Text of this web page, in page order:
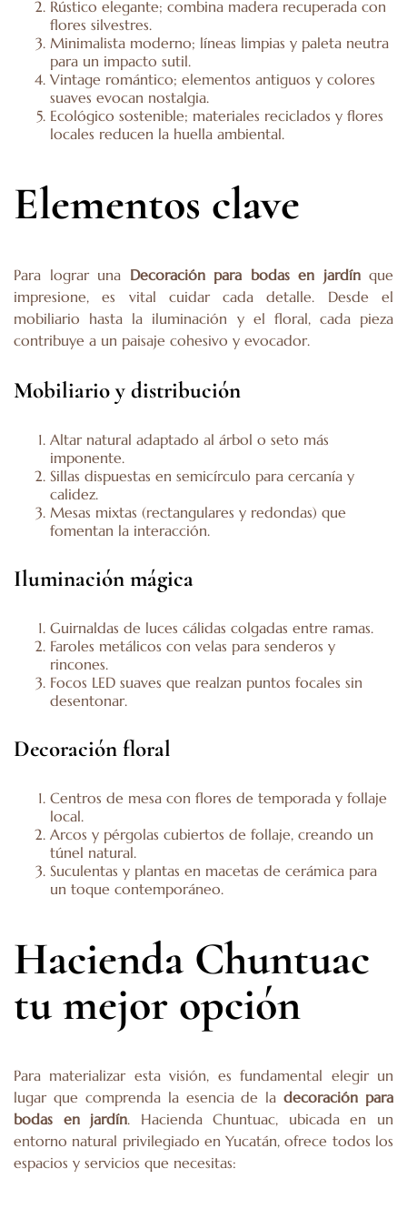
Rústico elegante; combina madera recuperada con
flores silvestres.
Minimalista moderno; líneas limpias y paleta neutra
para un impacto sutil.
Vintage romántico; elementos antiguos y colores
suaves evocan nostalgia.
Ecológico sostenible; materiales reciclados y flores
locales reducen la huella ambiental.
Elementos clave
Para lograr una Decoración para bodas en jardínque
impresione, es vital cuidar cada detalle. Desde el
mobiliario hasta la iluminación y el floral, cada pieza
contribuye a un paisaje cohesivo y evocador.
Mobiliario y distribución
Altar natural adaptado al árbol o seto más
imponente.
Sillas dispuestas en semicírculo para cercanía y
calidez.
Mesas mixtas (rectangulares y redondas) que
fomentan la interacción.
Iluminación mágica
Guirnaldas de luces cálidas colgadas entre ramas.
Faroles metálicos con velas para senderos y
rincones.
Focos LED suaves que realzan puntos focales sin
desentonar.
Decoración floral
Centros de mesa con flores de temporada y follaje
local.
Arcos y pérgolas cubiertos de follaje, creando un
túnel natural.
Suculentas y plantas en macetas de cerámica para
un toque contemporáneo.
Hacienda Chuntuac
tu mejor opción
Para materializar esta visión, es fundamental elegir un
lugar que comprenda la esencia de ladecoración para
bodas en jardín. Hacienda Chuntuac, ubicada en un
entorno natural privilegiado en Yucatán, ofrece todos los
espacios y servicios que necesitas: